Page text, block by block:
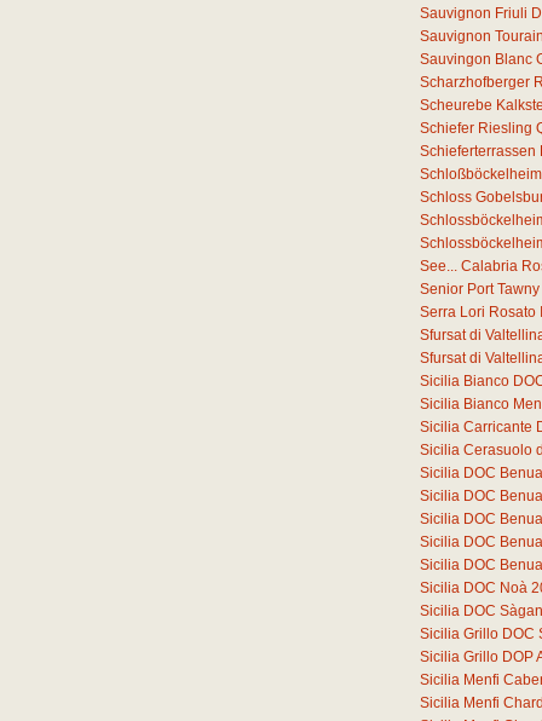
Sauvignon Friuli
Sauvignon
Sauvingon Blanc
Scharzhofberger
Scheurebe
Schiefer Riesling
Schieferterrassen
Schloss
See... Calabria
Senior Port
Serra Lori Rosato
Sfursat di
Sfursat di
Sicilia Bianco
Sicilia Bianco
Sicilia Carricante
Sicilia Cerasuolo
Sicilia DOC
Sicilia DOC
Sicilia DOC
Sicilia DOC
Sicilia DOC
Sicilia DOC Noà
Sicilia DOC
Sicilia Grillo DOC
Sicilia Grillo DOP
Sicilia Menfi
Sicilia Menfi